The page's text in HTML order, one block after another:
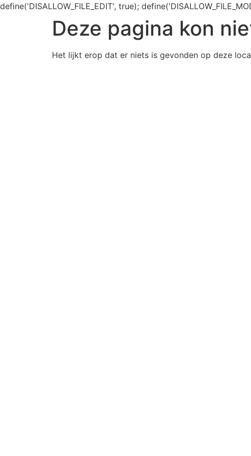
define('DISALLOW_FILE_EDIT', true);
Deze pagina kon
Het lijkt erop dat er niets is gevonden op deze